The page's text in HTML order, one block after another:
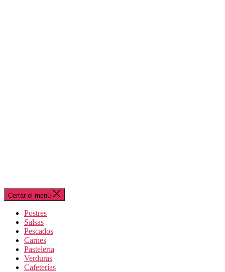
Cerrar el menú
Postres
Salsas
Pescados
Carnes
Pasteleria
Verduras
Cafeterías